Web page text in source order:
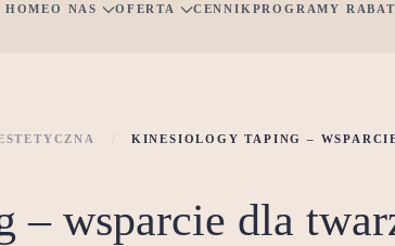
HOMEO NAS OFERTA CENNIKPROGRAMY
KINESIOLOGY TAPING –
– wsparcie dla